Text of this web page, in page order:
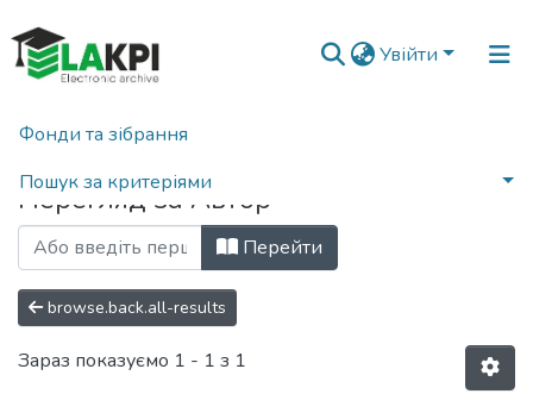
Увійти
Фонди та зібрання
Пошук за критеріями
Головна Переглянути за автором
Перегляд за Автор
Перейти
browse.back.all-results
Зараз показуємо 1 - 1 з 1